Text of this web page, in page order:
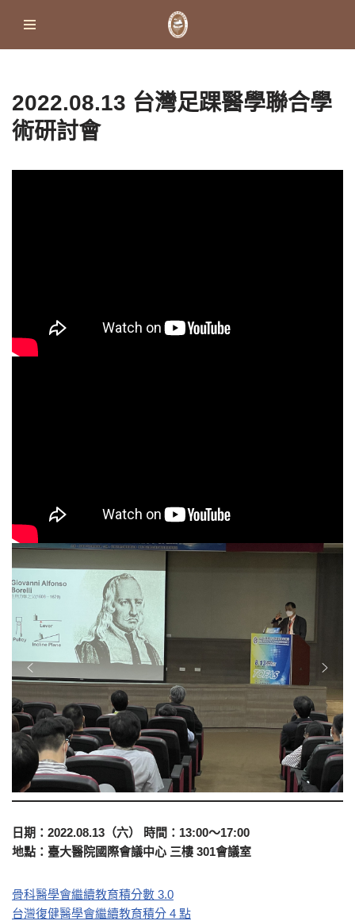
2022.08.13 台灣足踝醫學聯合學
術研討會
日期：2022.08.13（六） 時間：13:00～17:00
地點：臺大醫院國際會議中心 三樓 301會議室​
骨科醫學會繼續教育積分數 3.0​
台灣復健醫學會繼續教育積分 4 點